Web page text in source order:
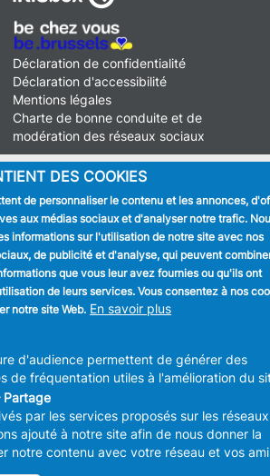
MENU
FOOTER
LEGAL
Déclaration de confidentialité
Déclaration d'accessibilité
Mentions légales
Charte de bonne conduite et de
modération des réseaux sociaux
COMMUNALE D'ANDERLECHT
1070-Bruxelles -T:+32 2 558 08 00
- webmasterCaravane media
DES COOKIES
de personnaliser le contenu et les annonces,
aux médias sociaux et d'analyser notre trafic.
informations sur l'utilisation de notre site avec nos
de publicité et d'analyse, qui peuvent
que vous leur avez fournies ou qu'ils ont
de leurs services. Vous consentez à nos
notre site Web. En savoir plus
d'audience permettent de générer des
de fréquentation utiles à l'amélioration du
Partage
par les services proposés sur les réseaux
ajouté à notre site afin de nous donner la
notre contenu avec votre réseau et vos